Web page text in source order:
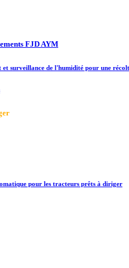
FJD AYM
et surveillance de l'humidité pour une
pour les tracteurs prêts à diriger